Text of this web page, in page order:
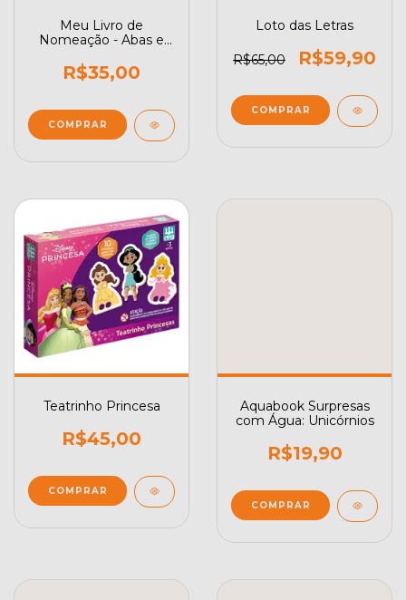
Meu Livro de
Nomeação - Abas e
R$35,00
Loto das Letras
R$65,00 R$59,90
Teatrinho Princesa
R$45,00
Aquabook Surpresas
com Água: Unicórnios
R$19,90